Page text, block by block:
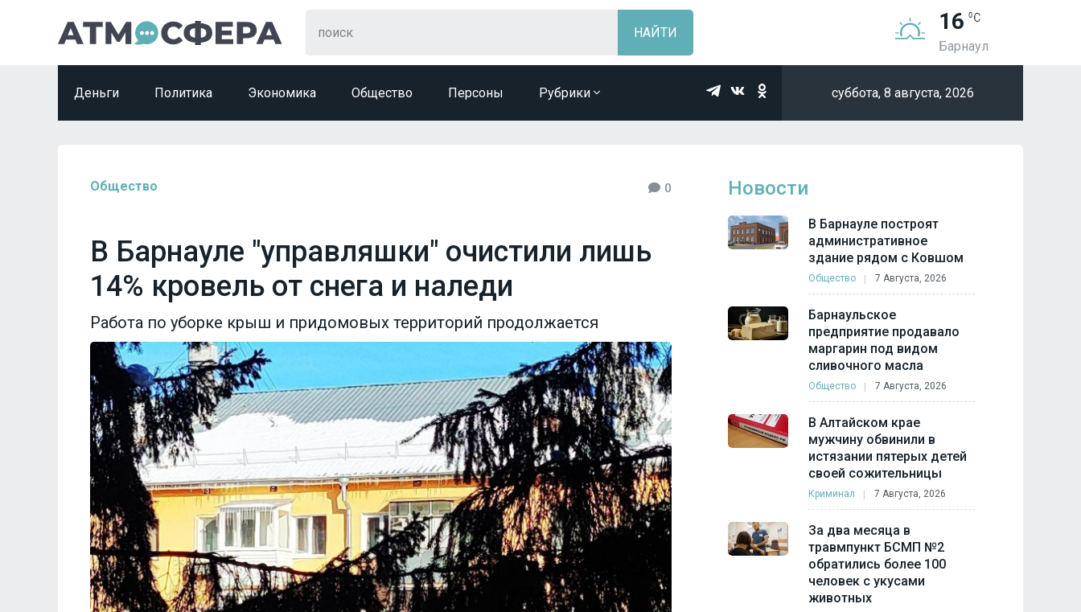
16
Барнаул
Деньги Политика Экономика Общество Персоны Рубрики суббота, 8 августа, 2026
Общество 0
В Барнауле "управляшки" очистили лишь
14% кровель от снега и наледи
Работа по уборке крыш и придомовых территорий продолжается
Новости
В Барнауле построят
административное
здание рядом с Ковшом
Общество 7 Августа, 2026
Барнаульское
предприятие продавало
маргарин под видом
сливочного масла
Общество 7 Августа, 2026
В Алтайском крае
мужчину обвинили в
истязании пятерых детей
своей сожительницы
Криминал 7 Августа, 2026
За два месяца в
травмпункт БСМП №2
обратились более 100
человек с укусами
животных